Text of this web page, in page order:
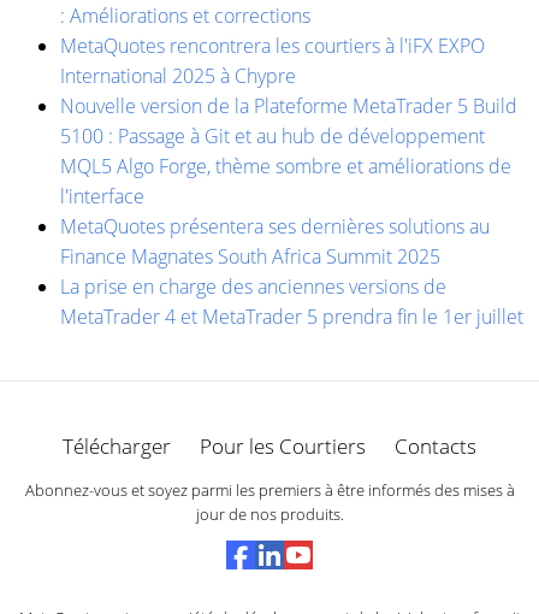
: Améliorations et corrections
MetaQuotes rencontrera les courtiers à l'iFX EXPO
International 2025 à Chypre
Nouvelle version de la Plateforme MetaTrader 5 Build
5100 : Passage à Git et au hub de développement
MQL5 Algo Forge, thème sombre et améliorations de
l'interface
MetaQuotes présentera ses dernières solutions au
Finance Magnates South Africa Summit 2025
La prise en charge des anciennes versions de
MetaTrader 4 et MetaTrader 5 prendra fin le 1er juillet
Télécharger Pour les Courtiers Contacts
Abonnez-vous et soyez parmi les premiers à être informés des mises à
jour de nos produits.